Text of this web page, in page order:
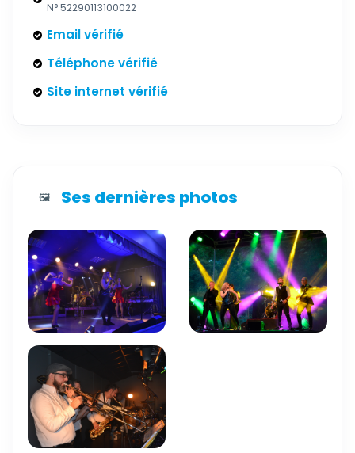
N° 52290113100022
Email vérifié
Téléphone vérifié
Site internet vérifié
🖼️ Ses dernières photos